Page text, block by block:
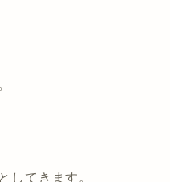
してきます。